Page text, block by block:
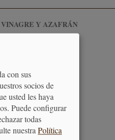
Y AZAFRÁN
ATENCIÓN
AL CLIENTE
con sus
socios de
usted les haya
Puede configurar
todas
nuestraPolítica